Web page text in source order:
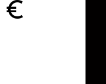
€